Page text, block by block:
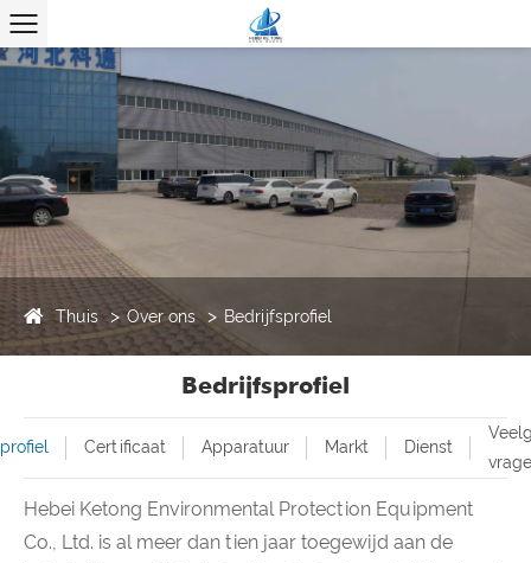
Thuis Over ons Bedrijfsprofiel
Bedrijfsprofiel
Certificaat Apparatuur Markt Dienst
Hebei Ketong Environmental Protection Equipment
Co., Ltd. is al meer dan tien jaar toegewijd aan de